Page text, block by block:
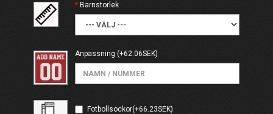
Barnstorlek
Anpassning (+62.06SEK)
Fotbollsockor(+66.23SEK)